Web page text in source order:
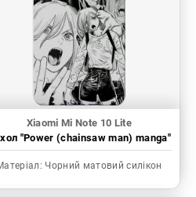
Xiaomi Mi Note 10 Lite
"Power (chainsaw man) manga"
Чорний матовий силікон